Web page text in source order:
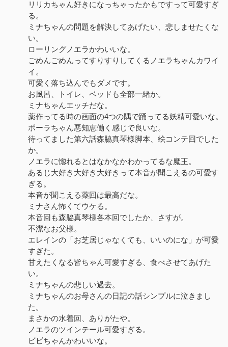
リリカちゃん好きになっちゃったかもですって可愛すぎ
る。
ミナちゃんの問題を解決してあげたい、悲しませたくな
い。
ローリングノエラかわいいな。
ごめんごめんってすりすりしてくるノエラちゃんカワイ
イ。
可愛く落ち込んでもダメです。
お風呂、トイレ、ベッドも全部一緒か。
ミナちゃんエッチだな。
薬作ってる時の画面の4つの隅で踊ってる妖精可愛いな。
ポーラちゃん悪知恵働く感じで良いな。
待ってました第六話森脇真琴様脚本、絵コンテ回でした
か。
ノエラに惚れるとはなかなかわかってるな魔王。
あるじ大好き大好き大好きって本音が聞こえるの可愛す
ぎる。
本音が聞こえる薬回は最高だな。
ミナさん怖くてウケる。
本音回も森脇真琴様各本回でしたか、さすが。
不潔なお父様。
エレインの「お芝居じゃなくても、いいのにな」が可愛
すぎた。
甘えたくなる皆ちゃん可愛すぎる、食べさせてあげた
い。
ミナちゃんの悲しい過去。
ミナちゃんのお母さんの日記の話シンプルに泣きまし
た。
まさかの水着回、ありがたや。
ノエラのツインテール可愛すぎる。
ビビちゃんかわいいな。